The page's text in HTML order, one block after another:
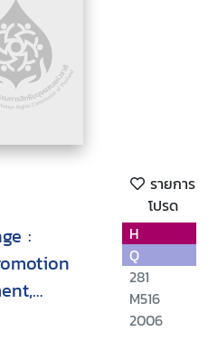
รายการ
โปรด
:
H
Q
281
M516
2006